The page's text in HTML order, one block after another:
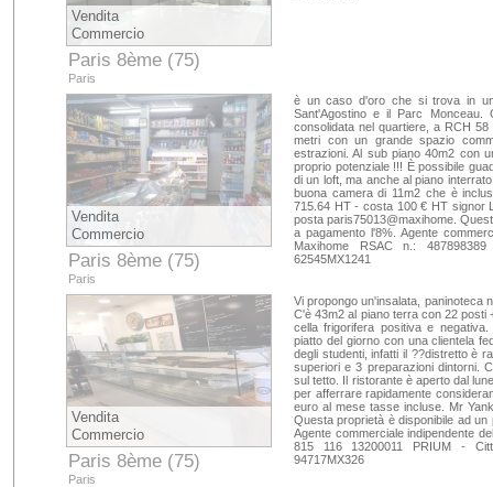
Vendita
Commercio
Paris 8ème (75)
Paris
Vendita
Commercio
Paris 8ème (75)
Paris
è un caso d'oro che si trova in
Sant'Agostino e il Parc
consolidata nel quartiere, a RCH
metri con un grande spazio
estrazioni. Al sub piano 40m2 con
proprio potenziale !!! È possibile
di un loft, ma anche al piano
buona camera di 11m2 che è
715.64 HT - costa 100 € HT signor
posta paris75013@maxihome.
a pagamento l'8%. Agente
Maxihome RSAC n.:
62545MX1241
Vendita
Commercio
Paris 8ème (75)
Paris
Vi propongo un'insalata, paninoteca
C'è 43m2 al piano terra con 22
cella frigorifera positiva e
piatto del giorno con una clientela
degli studenti, infatti il ??distretto è
superiori e 3 preparazioni dintorni.
sul tetto. Il ristorante è aperto dal
per afferrare rapidamente
euro al mese tasse incluse. Mr
Questa proprietà è disponibile ad
Agente commerciale indipendente
815 116 13200011 PRIUM -
94717MX326